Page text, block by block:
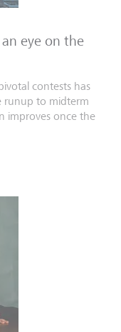
eye on the
contests has
runup to midterm
improves once the